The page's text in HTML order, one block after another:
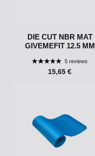
DIE CUT NBR MAT
GIVEMEFIT 12.5 MM
5 reviews
15,65 €